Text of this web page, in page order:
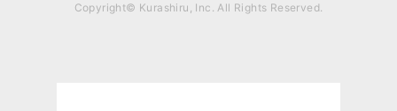
Copyright© Kurashiru, Inc. All Rights Reserved.